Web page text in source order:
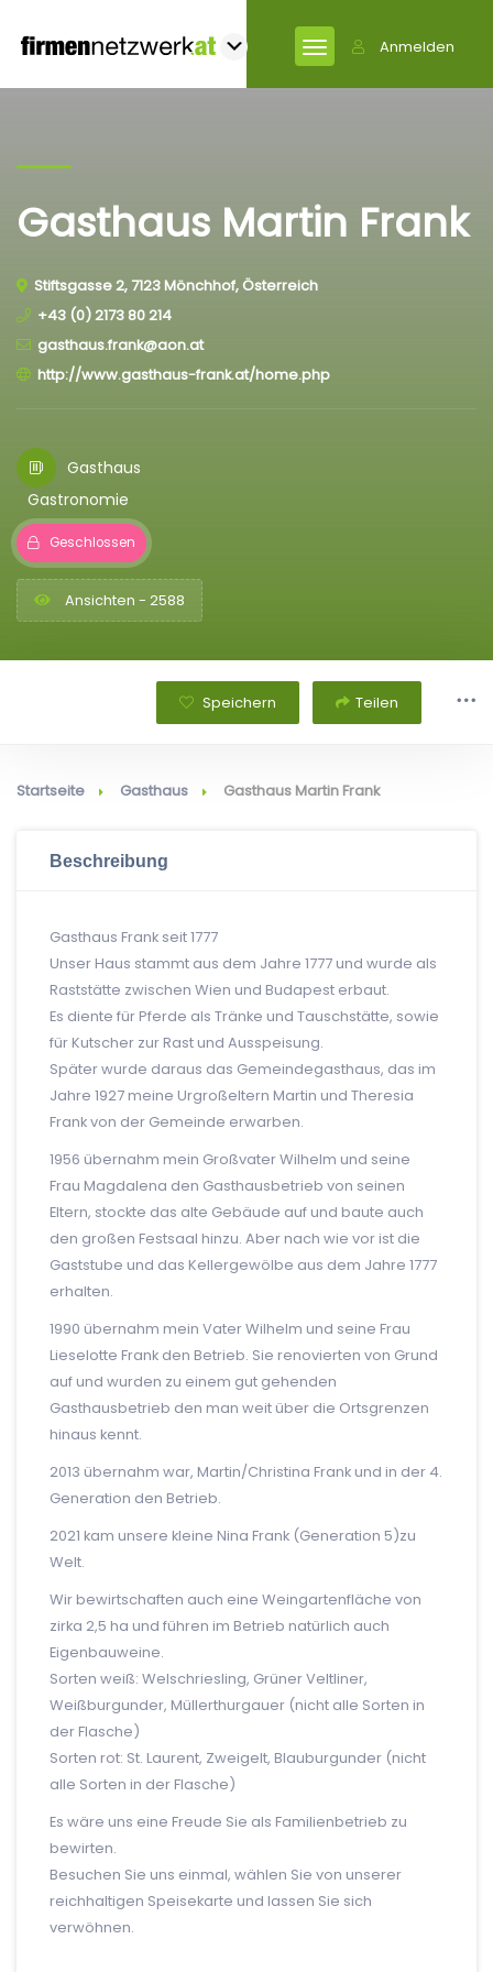
Anmelden
Gasthaus Martin Frank
Stiftsgasse 2, 7123 Mönchhof, Österreich
+43 (0) 2173 80 214
gasthaus.frank@aon.at
http://www.gasthaus-frank.at/home.php
Gasthaus
Gastronomie
Geschlossen
Ansichten - 2588
Speichern Teilen
Startseite Gasthaus Gasthaus Martin Frank
Beschreibung
Gasthaus Frank seit 1777
Unser Haus stammt aus dem Jahre 1777 und wurde als
Raststätte zwischen Wien und Budapest erbaut.
Es diente für Pferde als Tränke und Tauschstätte, sowie
für Kutscher zur Rast und Ausspeisung.
Später wurde daraus das Gemeindegasthaus, das im
Jahre 1927 meine Urgroßeltern Martin und Theresia
Frank von der Gemeinde erwarben.
1956 übernahm mein Großvater Wilhelm und seine
Frau Magdalena den Gasthausbetrieb von seinen
Eltern, stockte das alte Gebäude auf und baute auch
den großen Festsaal hinzu. Aber nach wie vor ist die
Gaststube und das Kellergewölbe aus dem Jahre 1777
erhalten.
1990 übernahm mein Vater Wilhelm und seine Frau
Lieselotte Frank den Betrieb. Sie renovierten von Grund
auf und wurden zu einem gut gehenden
Gasthausbetrieb den man weit über die Ortsgrenzen
hinaus kennt.
2013 übernahm war, Martin/Christina Frank und in der 4.
Generation den Betrieb.
2021 kam unsere kleine Nina Frank (Generation 5)zu
Welt.
Wir bewirtschaften auch eine Weingartenfläche von
zirka 2,5 ha und führen im Betrieb natürlich auch
Eigenbauweine.
Sorten weiß: Welschriesling, Grüner Veltliner,
Weißburgunder, Müllerthurgauer (nicht alle Sorten in
der Flasche)
Sorten rot: St. Laurent, Zweigelt, Blauburgunder (nicht
alle Sorten in der Flasche)
Es wäre uns eine Freude Sie als Familienbetrieb zu
bewirten.
Besuchen Sie uns einmal, wählen Sie von unserer
reichhaltigen Speisekarte und lassen Sie sich
verwöhnen.